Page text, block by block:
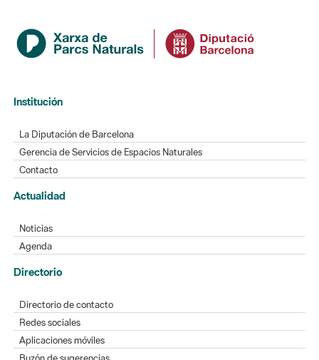
Institución
La Diputación de Barcelona
Gerencia de Servicios de Espacios Naturales
Contacto
Actualidad
Noticias
Agenda
Directorio
Directorio de contacto
Redes sociales
Aplicaciones móviles